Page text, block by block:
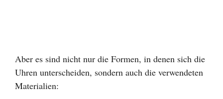
Aber es sind nicht nur die Formen, in denen sich die
Uhren unterscheiden, sondern auch die verwendeten
Materialien: